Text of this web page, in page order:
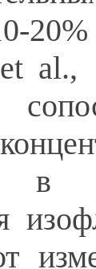
al.,